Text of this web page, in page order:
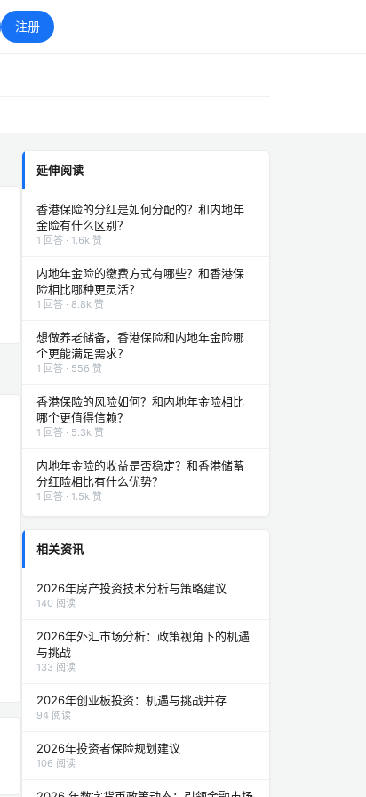
注册
延伸阅读
香港保险的分红是如何分配的？和内地年
金险有什么区别？
1 回答 · 1.6k 赞
内地年金险的缴费方式有哪些？和香港保
险相比哪种更灵活？
1 回答 · 8.8k 赞
想做养老储备，香港保险和内地年金险哪
个更能满足需求？
1 回答 · 556 赞
香港保险的风险如何？和内地年金险相比
哪个更值得信赖？
1 回答 · 5.3k 赞
内地年金险的收益是否稳定？和香港储蓄
分红险相比有什么优势？
1 回答 · 1.5k 赞
相关资讯
2026年房产投资技术分析与策略建议
140 阅读
2026年外汇市场分析：政策视角下的机遇
与挑战
133 阅读
2026年创业板投资：机遇与挑战并存
94 阅读
2026年投资者保险规划建议
106 阅读